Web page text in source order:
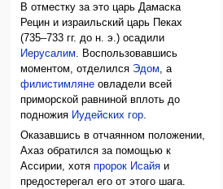
В отместку за это царь Дамаска
Рецин и израильский царь Пеках
(735–733 гг. до н. э.) осадили
Иерусалим. Воспользовавшись
моментом, отделился Эдом, а
филистимляне овладели всей
приморской равниной вплоть до
подножия Иудейских гор.
Оказавшись в отчаянном положении,
Ахаз обратился за помощью к
Ассирии, хотяпророк Исайя и
предостерегал его от этого шага.